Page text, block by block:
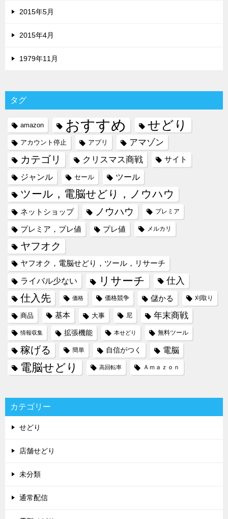
2015年5月
2015年4月
1979年11月
タグ
amazon おすすめ せどり
アカウント停止 アプリ アマゾン
カテゴリ クリスマス商戦 サイト
ジャンル セール ツール
ツール，電脳せどり，ノウハウ
ネットショップ ノウハウ プレミア
プレミア，プレ値 プレ値 メルカリ
ヤフオク
ヤフオク，電脳せどり，ツール，リサーチ
ライバル少ない リサーチ 仕入
仕入先 価格 価格競争 儲かる 刈取り
商品 基本 大事 尼 年末商戦
情報収集 拡張機能 本せどり 無料ツール
稼げる 簡単 自信がつく 電脳
電脳せどり 高回転率 Ａｍａｚｏｎ
カテゴリー
せどり
店舗せどり
未分類
通常配信